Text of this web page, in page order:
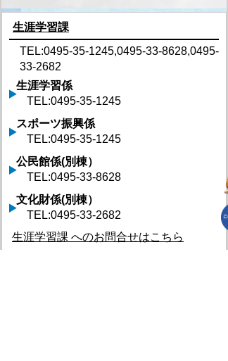
生涯学習課
TEL:0495-35-1245,0495-33-8628,0495-
33-2682
生涯学習係
TEL:0495-35-1245
スポーツ振興係
TEL:0495-35-1245
公民館係(別棟）
TEL:0495-33-8628
文化財係(別棟）
TEL:0495-33-2682
生涯学習課 へのお問合せはこちら